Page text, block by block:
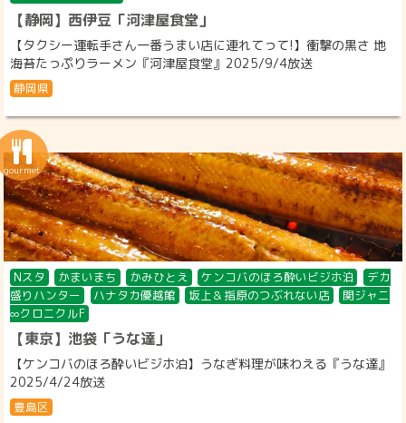
【静岡】西伊豆「河津屋食堂」
【タクシー運転手さん一番うまい店に連れてって!】衝撃の黒さ 地
海苔たっぷりラーメン『河津屋食堂』2025/9/4放送
静岡県
Nスタ かまいまち かみひとえ ケンコバのほろ酔いビジホ泊
デカ
盛りハンター
ハナタカ優越館 坂上＆指原のつぶれない店
関ジャニ
∞クロニクルF
【東京】池袋「うな達」
【ケンコバのほろ酔いビジホ泊】うなぎ料理が味わえる『うな達』
2025/4/24放送
豊島区